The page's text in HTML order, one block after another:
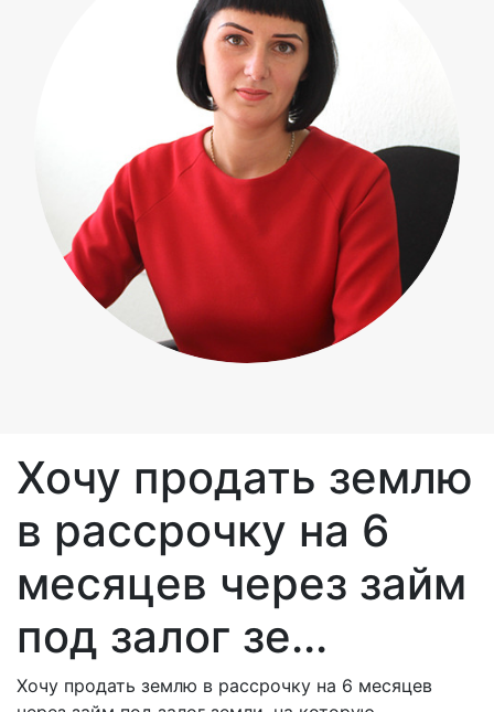
Хочу продать землю
в рассрочку на 6
месяцев через займ
под залог зе...
Хочу продать землю в рассрочку на 6 месяцев